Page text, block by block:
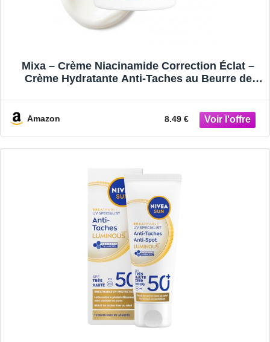
Mixa – Crème Niacinamide Correction Éclat –
Crème Hydratante Anti-Taches au Beurre de
Hypoallergénique – 400ml
Amazon 8.49 €